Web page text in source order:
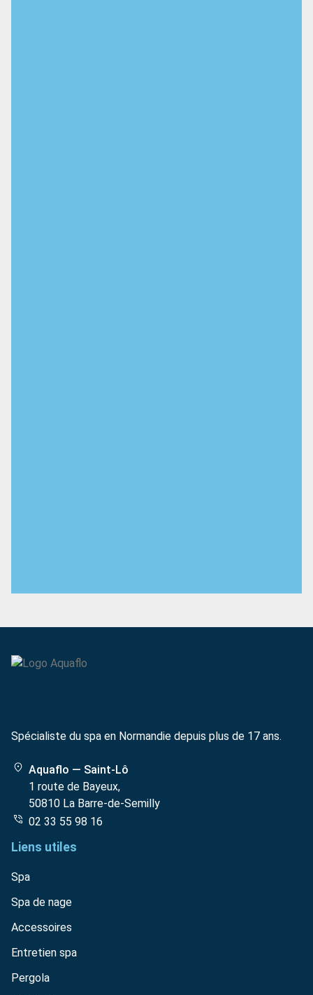
Spécialiste du spa en Normandie depuis plus de 17 ans.
Aquaflo — Saint-Lô
1 route de Bayeux,
50810 La Barre-de-Semilly
02 33 55 98 16
Liens utiles
Spa
Spa de nage
Accessoires
Entretien spa
Pergola